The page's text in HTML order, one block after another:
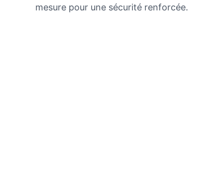
mesure pour une sécurité renforcée.